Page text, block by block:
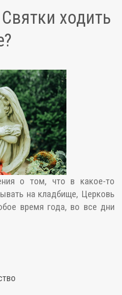
ходить
о том, что в какое-то
на кладбище, Церковь
время года, во все дни